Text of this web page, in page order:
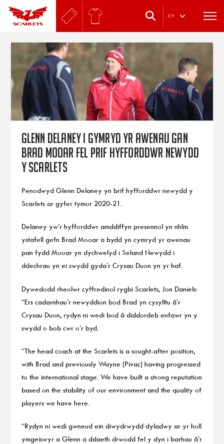
. CY
Glenn Delaney i gymryd yr awenau gan
Brad Mooar fel prif hyfforddwr newydd
y Scarlets
Penodwyd Glenn Delaney yn brif hyfforddwr newydd y
Scarlets ar gyfer tymor 2020-21.
Delaney yw’r hyfforddwr amddiffyn presennol yn nhîm
ystafell gefn Brad Mooar a bydd yn cymryd yr awenau
pan fydd Mooar yn dychwelyd i Seland Newydd i
ddechrau yn ei swydd gyda’r Crysau Duon yn yr haf.
Dywedodd rheolwr cyffredinol rygbi Scarlets, Jon Daniels:
“Ers cadarnhau’r newyddion bod Brad yn cysylltu â’r
Crysau Duon, rydyn ni wedi bod â diddordeb enfawr yn y
swydd o bob cwr o’r byd.
“The head coach at the Scarlets is a sought-after position,
with Brad and previously Wayne (Pivac) having progressed
to the international stage. We have built a strong reputation
based on the stability of our environment and the quality of
players we have here.
“Rydyn ni wedi gwneud ein diwydrwydd dyladwy ar yr holl
ymgeiswyr a Glenn a ddaeth drwodd fel y dyn i barhau â’r